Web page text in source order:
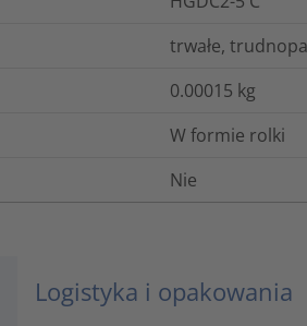
trwałe,
0.00015 kg
W formie rolki
Nie
Logistyka i opakowania